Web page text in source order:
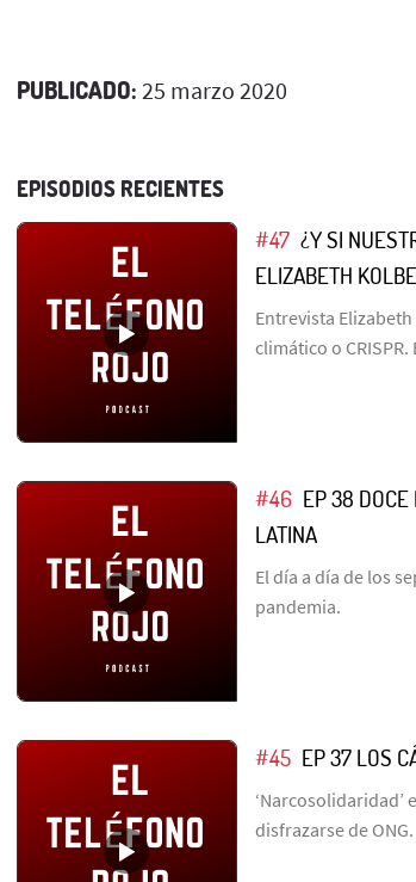
PUBLICADO: 25 marzo 2020
EPISODIOS RECIENTES
#47 ¿Y SI
ELIZABETH
Entrevista
climático o
#46 EP 38 DOCE
LATINA
El día a día de los
pandemia.
#45 EP 37 LOS
‘Narcosolidaridad’
disfrazarse de ONG.